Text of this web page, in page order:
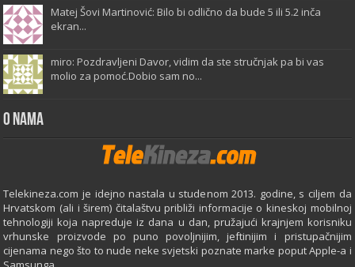
Matej Šovi Martinović: Bilo bi odlično da bude 5 ili 5.2 inča
ekran...
miro: Pozdravljeni Davor, vidim da ste stručnjak pa bi vas
molio za pomoć.Dobio sam no...
O Nama
Telekineza.com je idejno nastala u studenom 2013. godine, s ciljem da
Hrvatskom (ali i širem) čitalaštvu približi informacije o kineskoj mobilnoj
tehnologiji koja napreduje iz dana u dan, pružajući krajnjem korisniku
vrhunske proizvode po puno povoljnijim, jeftinijim i pristupačnijim
cijenama nego što to nude neke svjetski poznate marke poput Apple-a i